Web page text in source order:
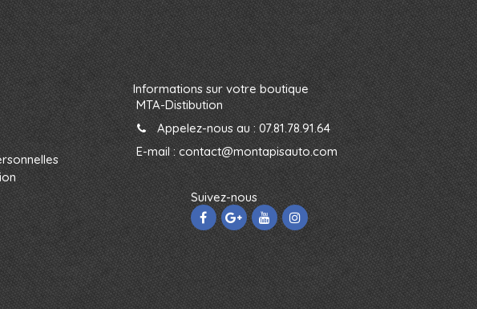
Informations sur votre boutique
MTA-Distibution
Appelez-nous au : 07.81.78.91.64
E-mail :contact@montapisauto.com
Suivez-nous